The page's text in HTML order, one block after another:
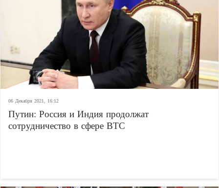
06 Декабря 2021, 16:12
Путин: Россия и Индия продолжат
сотрудничество в сфере ВТС